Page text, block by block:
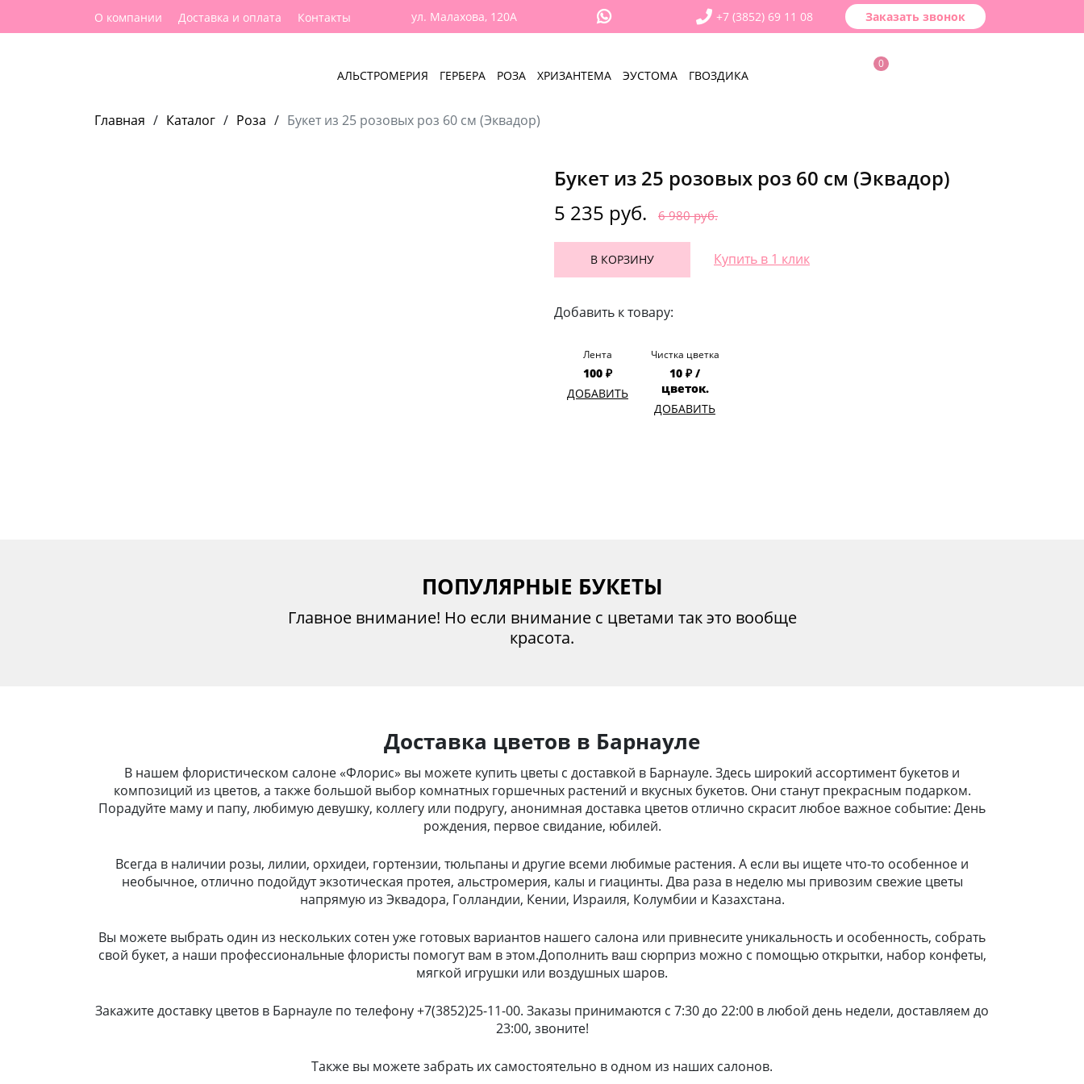
О компании Доставка и оплата Контакты ул. Малахова, 120А Заказать звонок
+7 (3852) 69 11 08
АЛЬСТРОМЕРИЯ ГЕРБЕРА РОЗА ХРИЗАНТЕМА ЭУСТОМА ГВОЗДИКА
0
Главная / Каталог / Роза / Букет из 25 розовых роз 60 см (Эквадор)
Букет из 25 розовых роз 60 см (Эквадор)
5 235 руб.
6 980 руб.
В КОРЗИНУ Купить в 1 клик
Добавить к товару:
Лента
100 ₽
ДОБАВИТЬ
Чистка цветка
10 ₽ /
цветок.
ДОБАВИТЬ
ПОПУЛЯРНЫЕ БУКЕТЫ
Главное внимание! Но если внимание с цветами так это вообще
красота.
Доставка цветов в Барнауле
В нашем флористическом салоне «Флорис» вы можете купить цветы с доставкой в Барнауле. Здесь широкий ассортимент букетов и
композиций из цветов, а также большой выбор комнатных горшечных растений и вкусных букетов. Они станут прекрасным подарком.
Порадуйте маму и папу, любимую девушку, коллегу или подругу, анонимная доставка цветов отлично скрасит любое важное событие: День
рождения, первое свидание, юбилей.
Всегда в наличии розы, лилии, орхидеи, гортензии, тюльпаны и другие всеми любимые растения. А если вы ищете что-то особенное и
необычное, отлично подойдут экзотическая протея, альстромерия, калы и гиацинты. Два раза в неделю мы привозим свежие цветы
напрямую из Эквадора, Голландии, Кении, Израиля, Колумбии и Казахстана.
Вы можете выбрать один из нескольких сотен уже готовых вариантов нашего салона или привнесите уникальность и особенность, собрать
свой букет, а наши профессиональные флористы помогут вам в этом.Дополнить ваш сюрприз можно с помощью открытки, набор конфеты,
мягкой игрушки или воздушных шаров.
Закажите доставку цветов в Барнауле по телефону +7(3852)25-11-00. Заказы принимаются с 7:30 до 22:00 в любой день недели, доставляем до
23:00, звоните!
Также вы можете забрать их самостоятельно в одном из наших салонов.